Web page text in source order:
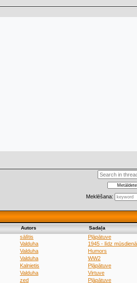
Meklēšana:
Аutors Sadaļa
sālītis Pļāpātuve
Valduha 1945 - līdz
Valduha Humors
Valduha WW2
Kalnietis Pļāpātuve
Valduha Virtuve
zed Pļāpātuve